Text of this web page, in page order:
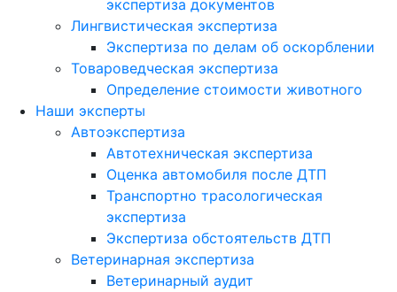
экспертиза документов
Лингвистическая экспертиза
Экспертиза по делам об оскорблении
Товароведческая экспертиза
Определение стоимости животного
Наши эксперты
Автоэкспертиза
Автотехническая экспертиза
Оценка автомобиля после ДТП
Транспортно трасологическая
экспертиза
Экспертиза обстоятельств ДТП
Ветеринарная экспертиза
Ветеринарный аудит